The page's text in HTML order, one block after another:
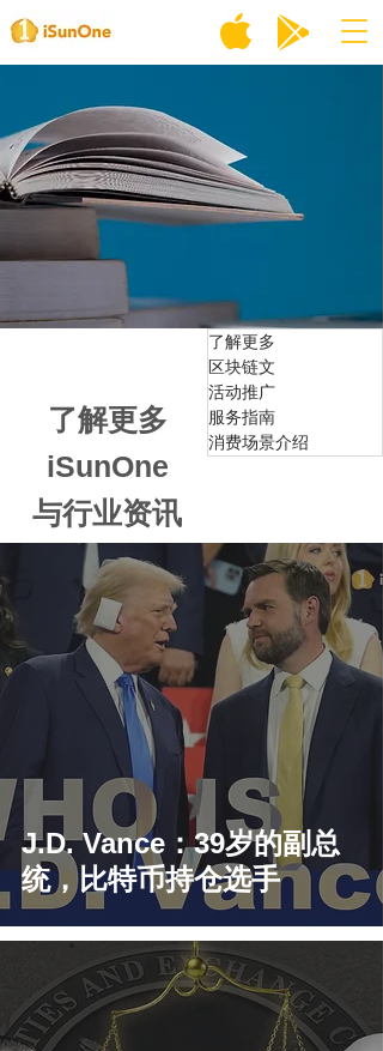
了解更多
iSunOne
与行业资讯
了解更多
区块链文
活动推广
服务指南
消费场景介绍
J.D. Vance：39岁的副总
统，比特币持仓选手